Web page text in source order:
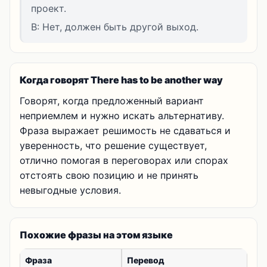
проект.
B: Нет, должен быть другой выход.
Когда говорят There has to be another way
Говорят, когда предложенный вариант
неприемлем и нужно искать альтернативу.
Фраза выражает решимость не сдаваться и
уверенность, что решение существует,
отлично помогая в переговорах или спорах
отстоять свою позицию и не принять
невыгодные условия.
Похожие фразы на этом языке
Фраза Перевод